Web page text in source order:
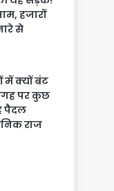
हजारों
से
में क्यों बंट
पर कुछ
पैदल
राज